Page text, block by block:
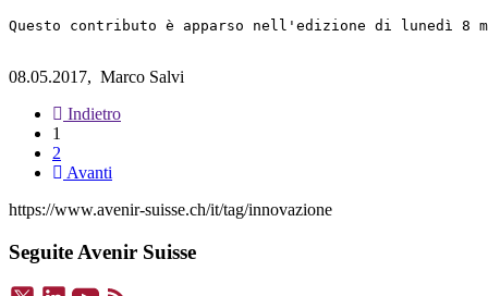
Questo contributo è apparso nell'edizione di lunedì 8
08.05.2017, Marco Salvi
Indietro
1
2
Avanti
https://www.avenir-suisse.ch/it/tag/innovazione
Seguite Avenir Suisse